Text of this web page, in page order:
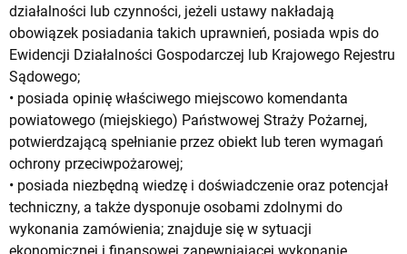
działalności lub czynności, jeżeli ustawy nakładają
obowiązek posiadania takich uprawnień, posiada wpis do
Ewidencji Działalności Gospodarczej lub Krajowego Rejestru
Sądowego;
• posiada opinię właściwego miejscowo komendanta
powiatowego (miejskiego) Państwowej Straży Pożarnej,
potwierdzającą spełnianie przez obiekt lub teren wymagań
ochrony przeciwpożarowej;
• posiada niezbędną wiedzę i doświadczenie oraz potencjał
techniczny, a także dysponuje osobami zdolnymi do
wykonania zamówienia; znajduje się w sytuacji
ekonomicznej i finansowej zapewniającej wykonanie